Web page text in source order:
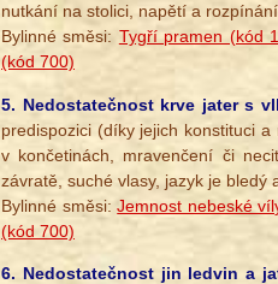
nutkání na stolici, napětí a
Bylinné směsi: Tygří pramen (kód
(kód 700)
5. Nedostatečnost krve jater s
predispozici (díky jejich konstituci
v končetinách, mravenčení či
závratě, suché vlasy, jazyk je bledý
Bylinné směsi:Jemnost nebeské
(kód 700)
6. Nedostatečnost jin ledvin a